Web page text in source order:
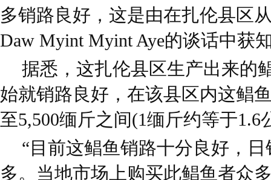
多销路良好，这是由在扎伦县区
Daw Myint Myint Aye的谈话中获
据悉，这扎伦县区生产出来的
始就销路良好，在该县区内这鲳
至5,500缅斤之间(1缅斤约等于1.6
“目前这鲳鱼销路十分良好，
多。当地市场上购买此鲳鱼者众